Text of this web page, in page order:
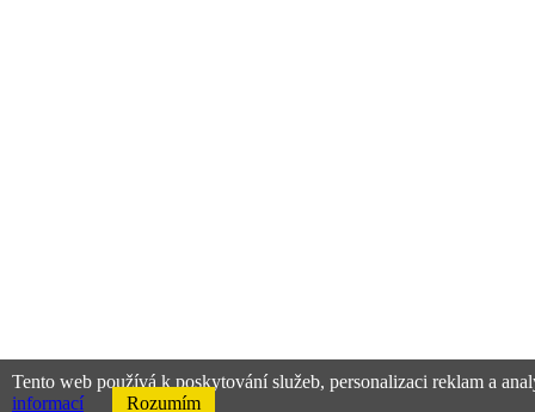
Tento web používá k poskytování služeb, personalizaci reklam a
informací
Rozumím